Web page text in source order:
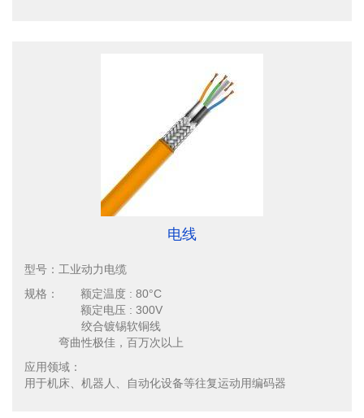
电线
型号： 工业动力电缆
规格：
额定温度 : 80°C
额定电压 : 300V
绞合镀锡软铜线
弯曲性极佳，百万次以上
应用领域：
用于机床、机器人、自动化设备等往复运动用编码器